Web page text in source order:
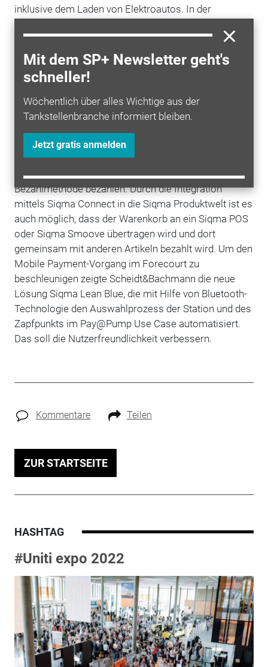
Mit dem SP+ Newsletter geht's
schneller!
Wöchentlich über alles Wichtige aus der
Tankstellenbranche informiert bleiben.
Jetzt gratis anmelden
inklusive dem Laden von Elektroautos. In der
Elektroladesäulen im gleichen Bezahlvorgang mit
anderen Shopeinkäufen und seit Neuestem mit einer
vollwertigen Gastrofunktionalität integriert.
Gemeinsam mit Worldline wurde die neue Self-
Checkout-Lösung auf Basis der Worldline Petrol &
Scan & Go-Verfahren scannt der Kunde die
Shopartikel mit seinem Smartphone selbst und kann
diese im Anschluss über die hinterlegte
Bezahlmethode bezahlen. Durch die Integration
mittels Siqma Connect in die Siqma Produktwelt ist es
auch möglich, dass der Warenkorb an ein Siqma POS
oder Siqma Smoove übertragen wird und dort
gemeinsam mit anderen Artikeln bezahlt wird. Um den
Mobile Payment-Vorgang im Forecourt zu
beschleunigen zeigte Scheidt&Bachmann die neue
Lösung Siqma Lean Blue, die mit Hilfe von Bluetooth-
Technologie den Auswahlprozess der Station und des
Zapfpunkts im Pay@Pump Use Case automatisiert.
Das soll die Nutzerfreundlichkeit verbessern.
Kommentare Teilen
ZUR STARTSEITE
HASHTAG
#Uniti expo 2022